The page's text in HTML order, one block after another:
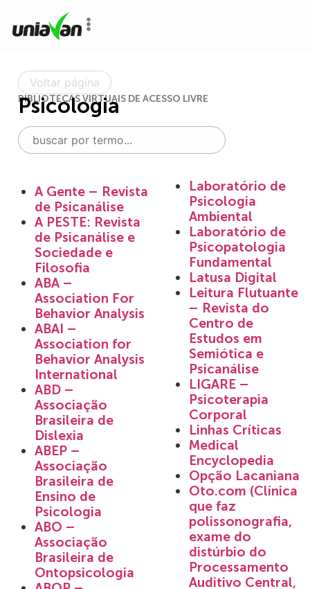
Voltar página
BIBLIOTECAS VIRTUAIS DE ACESSO LIVRE
Psicologia
A Gente – Revista
de Psicanálise
A PESTE: Revista
de Psicanálise e
Sociedade e
Filosofia
ABA –
Association For
Behavior Analysis
ABAI –
Association for
Behavior Analysis
International
ABD –
Associação
Brasileira de
Dislexia
ABEP –
Associação
Brasileira de
Ensino de
Psicologia
ABO –
Associação
Brasileira de
Ontopsicologia
Laboratório de
Psicologia
Ambiental
Laboratório de
Psicopatologia
Fundamental
Latusa Digital
Leitura Flutuante
– Revista do
Centro de
Estudos em
Semiótica e
Psicanálise
LIGARE –
Psicoterapia
Corporal
Linhas Críticas
Medical
Encyclopedia
Opção Lacaniana
Oto.com (Clínica
que faz
polissonografia,
exame do
distúrbio do
Processamento
Auditivo Central,